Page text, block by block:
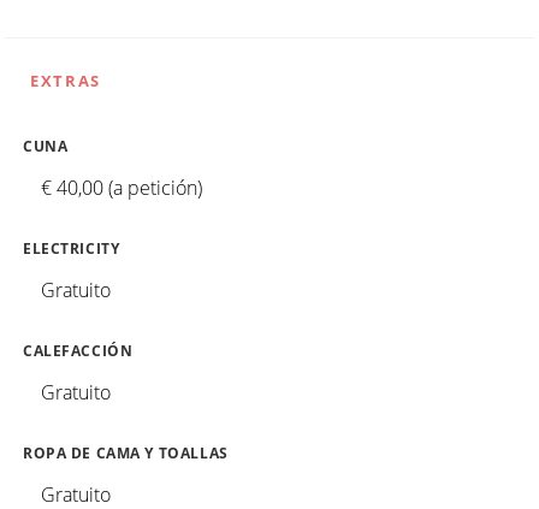
EXTRAS
CUNA
€ 40,00 (a petición)
ELECTRICITY
Gratuito
CALEFACCIÓN
Gratuito
ROPA DE CAMA Y TOALLAS
Gratuito